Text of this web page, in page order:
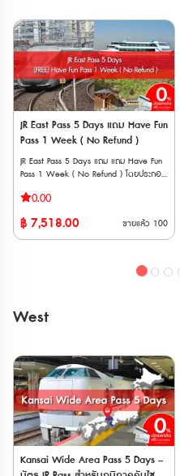
สุดท้าย) • สามารถใช้ได้เฉพาะนักท่องเที่ยว
ชาวต่างชาติเท่านั้น • Passport ข้าราชการ
ปกเล่มสีน้ำเงิน ไม่สามารถใช้งานพาสทุกพาส
ได้ หมายเหตุ * สามารถใช้กับ Sanyo
Shinkansen
“NOZOMI” และ “MIZUHO” ได้ * ไม่
สามารถใช้ได้กับ Tokaido Shinkansen
(Shin-Osaka ⟺ Kyoto/Maibara) * มี
ค่าใช้จ่ายเพิ่มเติม กรณีใช้บริการขบวนรถไฟ
ที่ต้องแสดงตั๋วขึ้นรถไฟ (Jousha Seiriken)
หรือ ตั๋วไลน์เนอร์ (Liner Ken) * สามารถใช้
ผ่านประตูตรวจตั๋วอัตโนมัติได้ด้วย ** จุด
Takayama-Hokuriku Area Pass และ JR
ญี่ปุ่นเท่านั้น Have Fun in Okayama
Pass (สามารถเลือกเข้าชมได้ 3 สถานทีj)
「lumiere」 1000 Yen Coupon 4.
coupon 6. Okayama Prefecture
Kurashiki Bikan Historical Quarter
Rambler Coupons 7. Betty Smith
Factory Outlet 1500 Yen coupon 8.
City of Denim Kojima Tour Bus 1-Day
Pass 9. WASHU BLUE RESORT Kasago
hot spring one day pass 10. JR
Okayama Station-mae Electronics Retail
Store “Bic Camera Okayama Station-
mae Store” 1000-yen Voucher 11.
JR East Pass 5 Days แถม Have Fun
Pass 1 Week ( No Refund )
JR East Pass 5 Days แถม แถม Have Fun
Pass 1 Week ( No Refund ) โดยประกอบ
Pass 5 Days เป็นบัตรโดยสารรถไฟ JR ที่ให้
โต และภูมิภาคโทโฮกุ ได้โดยไม่จำกัดครั้ง
สามารถใช้ได้ 5 วันต่อเนื่อง • Have Fun
สำหรับเข้าชมสถานที่ ทำกิจกรรม หรือทาน
ภายในไม่เกิน 90 วัน ** Have Fun
กรณี JR EAST PASS (แบบใช้ติดต่อกัน
5 วัน) ตั๋วพิเศษสำหรับนักท่องเที่ยวชาว
ต่างชาติเท่านั้น !!! สามารถโดยสารรถไฟ JR
(รวม Shinkansen และ limited express
trains) ในภูมิภาคคันโต และภูมิภาคโทโฮกุ ได้
โดยไม่จำกัดครั้ง สามารถใช้ได้ 5 วันต่อ
เนื่อง • ใช้รถไฟชินคันเซ็นและรถไฟ JR East
ในภูมิภาคคันไตและโทโฮคุ ได้ไม่จำกัดรอบ
ตลอดระยะเวลา 5 วัน • เหมาะสำหรับผู้ที่
ต้องการเที่ยวเมืองยอดนิยม เช่น อาโอโมริ
0.00
฿ 7,518.00 ขายแล้ว 100
West
Kansai Wide Area Pass 5 Days –